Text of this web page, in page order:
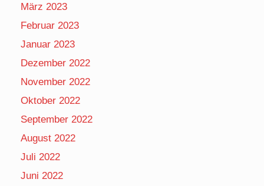
März 2023
Februar 2023
Januar 2023
Dezember 2022
November 2022
Oktober 2022
September 2022
August 2022
Juli 2022
Juni 2022